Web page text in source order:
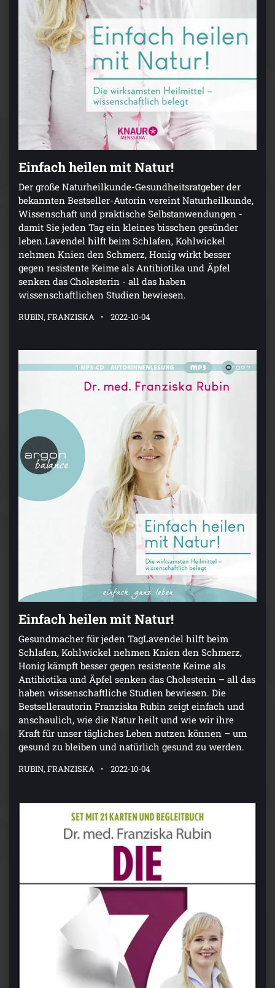
Einfach heilen mit Natur!
Der große Naturheilkunde-Gesundheitsratgeber der
bekannten Bestseller-Autorin vereint Naturheilkunde,
Wissenschaft und praktische Selbstanwendungen -
damit Sie jeden Tag ein kleines bisschen gesünder
leben.Lavendel hilft beim Schlafen, Kohlwickel
nehmen Knien den Schmerz, Honig wirkt besser
gegen resistente Keime als Antibiotika und Äpfel
senken das Cholesterin - all das haben
wissenschaftlichen Studien bewiesen.
RUBIN, FRANZISKA 2022-10-04
Einfach heilen mit Natur!
Gesundmacher für jeden TagLavendel hilft beim
Schlafen, Kohlwickel nehmen Knien den Schmerz,
Honig kämpft besser gegen resistente Keime als
Antibiotika und Äpfel senken das Cholesterin – all das
haben wissenschaftliche Studien bewiesen. Die
Bestsellerautorin Franziska Rubin zeigt einfach und
anschaulich, wie die Natur heilt und wie wir ihre
Kraft für unser tägliches Leben nutzen können – um
gesund zu bleiben und natürlich gesund zu werden.
RUBIN, FRANZISKA 2022-10-04